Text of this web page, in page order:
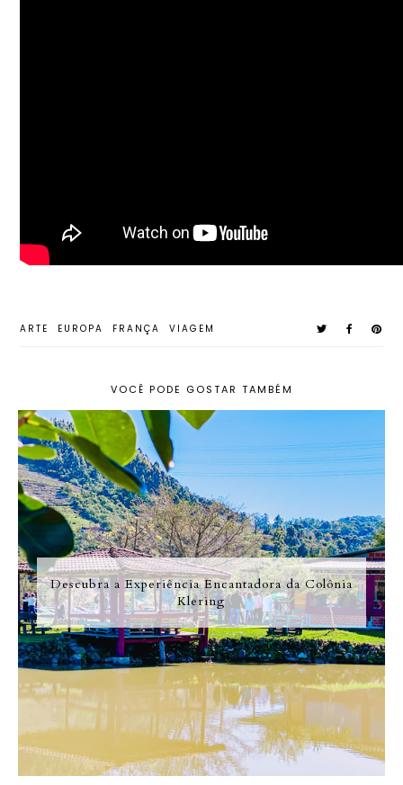
ARTE EUROPA FRANÇA VIAGEM
VOCÊ PODE GOSTAR TAMBÉM
Descubra a Experiência Encantadora da Colônia
Klering